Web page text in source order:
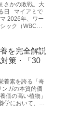
さかの敗戦。大
日 マイアミで
2026年、ワー
ック（WBC）
ーンデポ・
を完全解説
対策・「30
養素を誇る「奇
ガの本質的価
価の高い植物」
において、私
」